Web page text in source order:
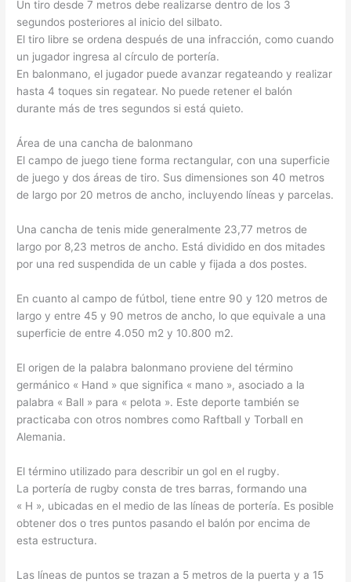
Un tiro desde 7 metros debe realizarse dentro de los 3
segundos posteriores al inicio del silbato.
El tiro libre se ordena después de una infracción, como cuando
un jugador ingresa al círculo de portería.
En balonmano, el jugador puede avanzar regateando y realizar
hasta 4 toques sin regatear. No puede retener el balón
durante más de tres segundos si está quieto.
Área de una cancha de balonmano
El campo de juego tiene forma rectangular, con una superficie
de juego y dos áreas de tiro. Sus dimensiones son 40 metros
de largo por 20 metros de ancho, incluyendo líneas y parcelas.
Una cancha de tenis mide generalmente 23,77 metros de
largo por 8,23 metros de ancho. Está dividido en dos mitades
por una red suspendida de un cable y fijada a dos postes.
En cuanto al campo de fútbol, ​​tiene entre 90 y 120 metros de
largo y entre 45 y 90 metros de ancho, lo que equivale a una
superficie de entre 4.050 m2 y 10.800 m2.
El origen de la palabra balonmano proviene del término
germánico « Hand » que significa « mano », asociado a la
palabra « Ball » para « pelota ». Este deporte también se
practicaba con otros nombres como Raftball y Torball en
Alemania.
El término utilizado para describir un gol en el rugby.
La portería de rugby consta de tres barras, formando una
« H », ubicadas en el medio de las líneas de portería. Es posible
obtener dos o tres puntos pasando el balón por encima de
esta estructura.
Las líneas de puntos se trazan a 5 metros de la puerta y a 15